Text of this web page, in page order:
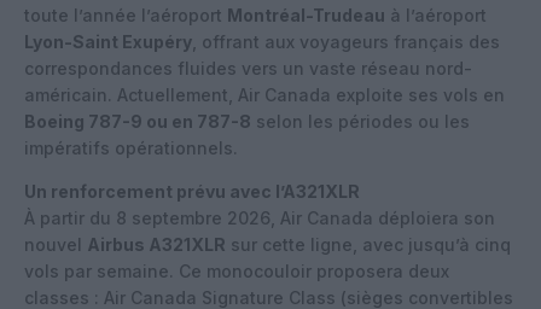
toute l’année l’aéroport Montréal-Trudeau à l’aéroport
Lyon-Saint Exupéry , offrant aux voyageurs français des
correspondances fluides vers un vaste réseau nord-
américain. Actuellement, Air Canada exploite ses vols en
Boeing 787-9 ou en 787-8 selon les périodes ou les
impératifs opérationnels.
Un renforcement prévu avec l’A321XLR
À partir du 8 septembre 2026, Air Canada déploiera son
nouvel Airbus A321XLR sur cette ligne, avec jusqu’à cinq
vols par semaine. Ce monocouloir proposera deux
classes : Air Canada Signature Class (sièges convertibles